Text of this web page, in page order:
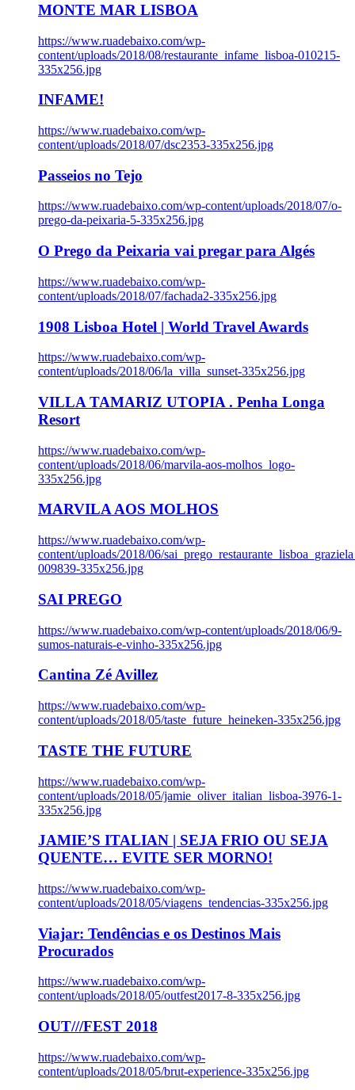
MONTE MAR LISBOA
https://www.ruadebaixo.com/wp-
content/uploads/2018/08/restaurante_infame_lisboa-010215-
335x256.jpg
INFAME!
https://www.ruadebaixo.com/wp-
content/uploads/2018/07/dsc2353-335x256.jpg
Passeios no Tejo
https://www.ruadebaixo.com/wp-content/uploads/2018/07/o-
prego-da-peixaria-5-335x256.jpg
O Prego da Peixaria vai pregar para Algés
https://www.ruadebaixo.com/wp-
content/uploads/2018/07/fachada2-335x256.jpg
1908 Lisboa Hotel | World Travel Awards
https://www.ruadebaixo.com/wp-
content/uploads/2018/06/la_villa_sunset-335x256.jpg
VILLA TAMARIZ UTOPIA . Penha Longa
Resort
https://www.ruadebaixo.com/wp-
content/uploads/2018/06/marvila-aos-molhos_logo-
335x256.jpg
MARVILA AOS MOLHOS
https://www.ruadebaixo.com/wp-
content/uploads/2018/06/
009839-335x256.jpg
SAI PREGO
https://www.ruadebaixo.com/wp-content/uploads/2018/06/9-
sumos-naturais-e-vinho-335x256.jpg
Cantina Zé Avillez
https://www.ruadebaixo.com/wp-
content/uploads/2018/05/taste_future_heineken-335x256.jpg
TASTE THE FUTURE
https://www.ruadebaixo.com/wp-
content/uploads/2018/05/jamie_oliver_italian_lisboa-3976-1-
335x256.jpg
JAMIE’S ITALIAN | SEJA FRIO OU SEJA
QUENTE… EVITE SER MORNO!
https://www.ruadebaixo.com/wp-
content/uploads/2018/05/viagens_tendencias-335x256.jpg
Viajar: Tendências e os Destinos Mais
Procurados
https://www.ruadebaixo.com/wp-
content/uploads/2018/05/outfest2017-8-335x256.jpg
OUT///FEST 2018
https://www.ruadebaixo.com/wp-
content/uploads/2018/05/brut-experience-335x256.jpg